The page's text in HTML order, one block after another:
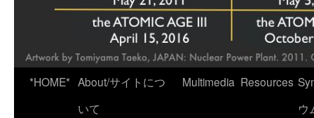
*HOME* About/サイトにつ
いて
Multimedia Resources
ウ